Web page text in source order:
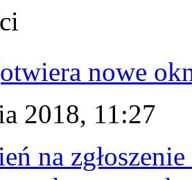
nowe
2018, 11:27
na